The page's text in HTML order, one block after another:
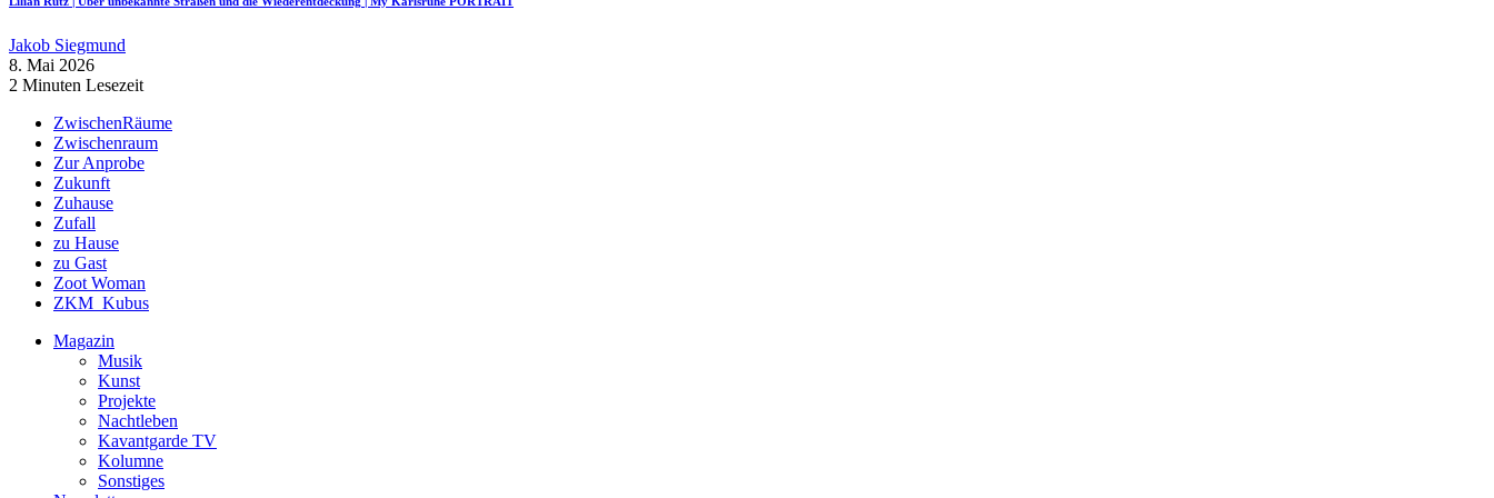
Jakob Siegmund
8. Mai 2026
2 Minuten Lesezeit
ZwischenRäume
Zwischenraum
Zur Anprobe
Zukunft
Zuhause
Zufall
zu Hause
zu Gast
Zoot Woman
ZKM_Kubus
Magazin
Musik
Kunst
Projekte
Nachtleben
Kavantgarde TV
Kolumne
Sonstiges